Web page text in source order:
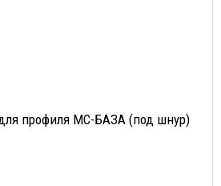
профиля МС-БАЗА (под шнур)